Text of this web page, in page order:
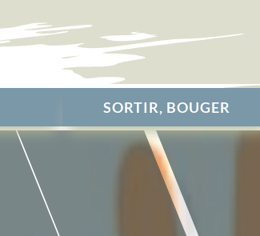
SORTIR, BOUGER